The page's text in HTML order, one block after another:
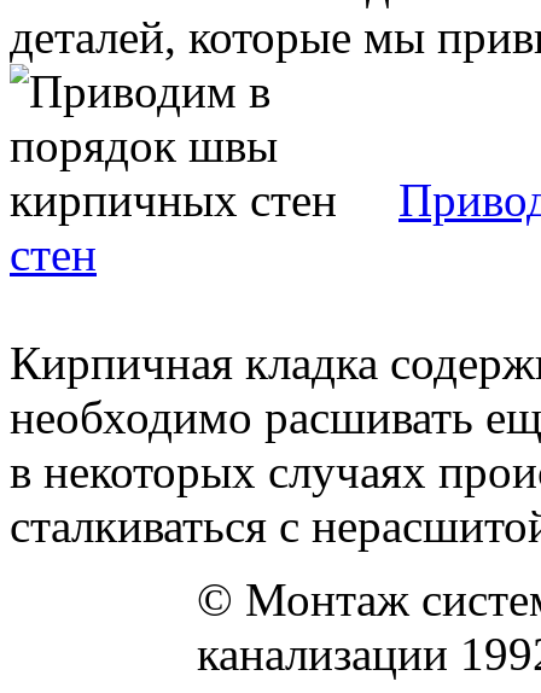
деталей, которые мы
стен
Кирпичная кладка
необходимо расшивать
в некоторых случаях
сталкиваться с
© Монтаж
канализации